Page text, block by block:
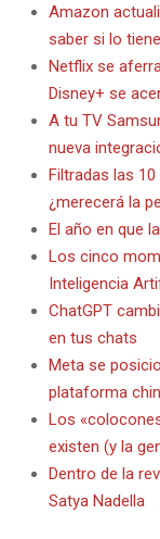
Amazon
saber si lo
Netflix se
Disney+ se
A tu TV
nueva
Filtradas las 10
¿merecerá la
El año en que
Los cinco
Inteligencia
ChatGPT
en tus chats
Meta se
plataforma
Los
existen (y la
Dentro de la
Satya Nadella